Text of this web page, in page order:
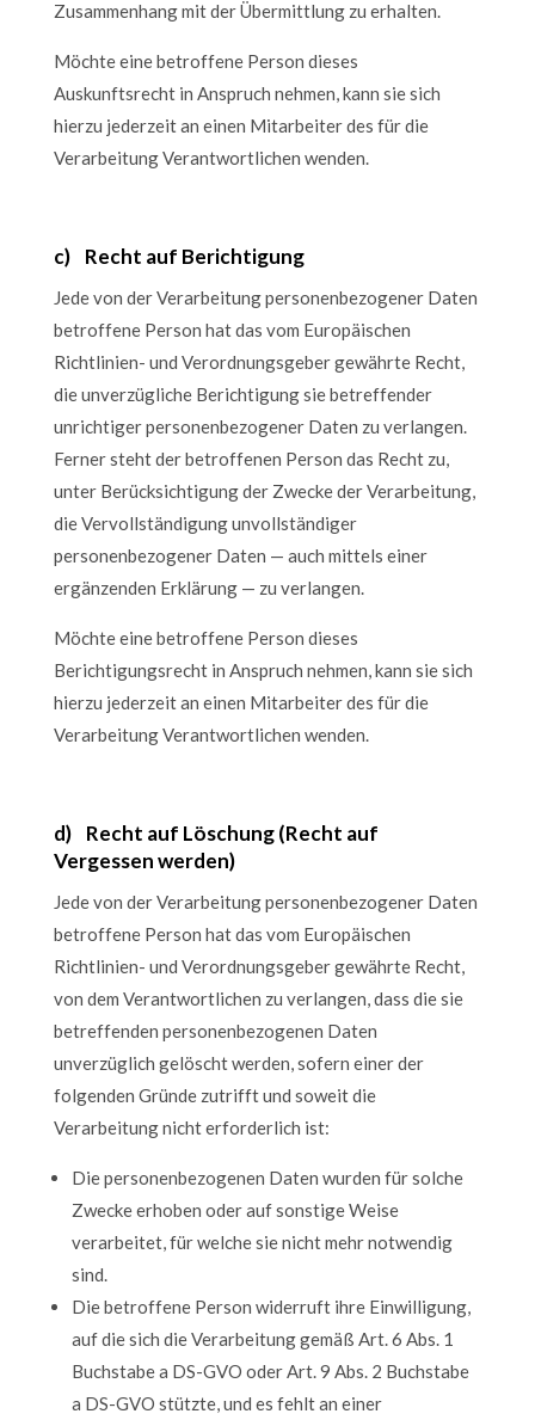
Zusammenhang mit der Übermittlung zu erhalten.
Möchte eine betroffene Person dieses
Auskunftsrecht in Anspruch nehmen, kann sie sich
hierzu jederzeit an einen Mitarbeiter des für die
Verarbeitung Verantwortlichen wenden.
c) Recht auf Berichtigung
Jede von der Verarbeitung personenbezogener Daten
betroffene Person hat das vom Europäischen
Richtlinien- und Verordnungsgeber gewährte Recht,
die unverzügliche Berichtigung sie betreffender
unrichtiger personenbezogener Daten zu verlangen.
Ferner steht der betroffenen Person das Recht zu,
unter Berücksichtigung der Zwecke der Verarbeitung,
die Vervollständigung unvollständiger
personenbezogener Daten — auch mittels einer
ergänzenden Erklärung — zu verlangen.
Möchte eine betroffene Person dieses
Berichtigungsrecht in Anspruch nehmen, kann sie sich
hierzu jederzeit an einen Mitarbeiter des für die
Verarbeitung Verantwortlichen wenden.
d) Recht auf Löschung (Recht auf
Vergessen werden)
Jede von der Verarbeitung personenbezogener Daten
betroffene Person hat das vom Europäischen
Richtlinien- und Verordnungsgeber gewährte Recht,
von dem Verantwortlichen zu verlangen, dass die sie
betreffenden personenbezogenen Daten
unverzüglich gelöscht werden, sofern einer der
folgenden Gründe zutrifft und soweit die
Verarbeitung nicht erforderlich ist:
Die personenbezogenen Daten wurden für solche
Zwecke erhoben oder auf sonstige Weise
verarbeitet, für welche sie nicht mehr notwendig
sind.
Die betroffene Person widerruft ihre Einwilligung,
auf die sich die Verarbeitung gemäß Art. 6 Abs. 1
Buchstabe a DS-GVO oder Art. 9 Abs. 2 Buchstabe
a DS-GVO stützte, und es fehlt an einer